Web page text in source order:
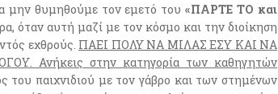
μην θυμηθούμε τον εμετό του«ΠΑΡΤΕ ΤΟ και
όταν αυτή μαζί με τον κόσμο και την διοίκηση
εχθρούς. ΠΑΕΙ ΠΟΛΥ ΝΑ ΜΙΛΑΣ ΕΣΥ ΚΑΙ ΝΑ
Ανήκεις στην κατηγορία των καθηγητών
του παιχνιδιού με τον γάβρο και των στημένων